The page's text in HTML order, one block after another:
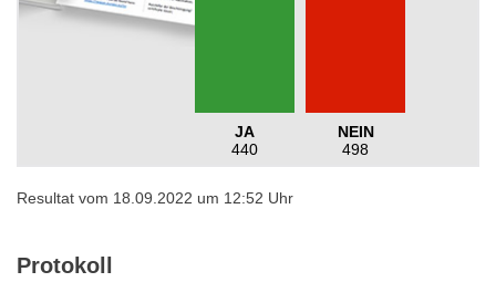
JA
440
NEIN
498
Resultat vom 18.09.2022 um 12:52 Uhr
Protokoll